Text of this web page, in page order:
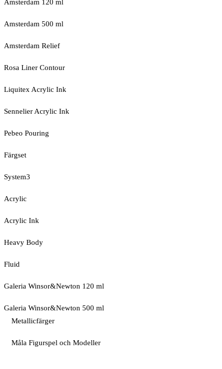
Amsterdam 120 ml
Amsterdam 500 ml
Amsterdam Relief
Rosa Liner Contour
Liquitex Acrylic Ink
Sennelier Acrylic Ink
Pebeo Pouring
Färgset
System3
Acrylic
Acrylic Ink
Heavy Body
Fluid
Galeria Winsor&Newton 120 ml
Galeria Winsor&Newton 500 ml
Metallicfärger
Måla Figurspel och Modeller